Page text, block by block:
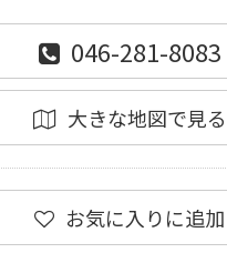
046-281-8083
大きな地図で見る
お気に入りに追加